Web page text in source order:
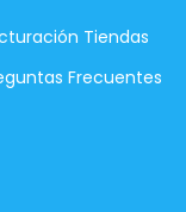
Tiendas
Frecuentes